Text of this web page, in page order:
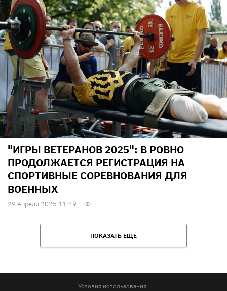
"ИГРЫ ВЕТЕРАНОВ 2025": В РОВНО
ПРОДОЛЖАЕТСЯ РЕГИСТРАЦИЯ НА
СПОРТИВНЫЕ СОРЕВНОВАНИЯ ДЛЯ
ВОЕННЫХ
29 Апреля 2025 11:49
ПОКАЗАТЬ ЕЩЕ
Условия использования